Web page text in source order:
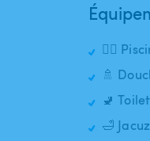
🏊‍♂️
🚿
🚽
🛁